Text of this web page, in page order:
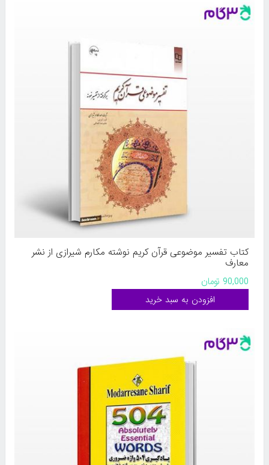
کتاب تفسیر موضوعی قرآن کریم نوشته مکارم شیرازی از نشر
معارف
90,000 تومان